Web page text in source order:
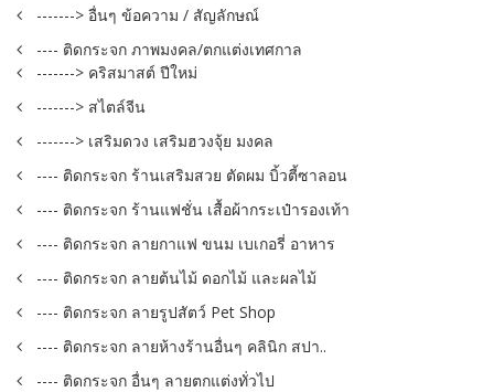
-------> อื่นๆ ข้อความ / สัญลักษณ์
---- ติดกระจก ภาพมงคล/ตกแต่งเทศกาล
-------> คริสมาสต์ ปีใหม่
-------> สไตล์จีน
-------> เสริมดวง เสริมฮวงจุ้ย มงคล
---- ติดกระจก ร้านเสริมสวย ตัดผม บิ้วตี้ซาลอน
---- ติดกระจก ร้านแฟชั่น เสื้อผ้ากระเป๋ารองเท้า
---- ติดกระจก ลายกาแฟ ขนม เบเกอรี่ อาหาร
---- ติดกระจก ลายต้นไม้ ดอกไม้ และผลไม้
---- ติดกระจก ลายรูปสัตว์ Pet Shop
---- ติดกระจก ลายห้างร้านอื่นๆ คลินิก สปา..
---- ติดกระจก อื่นๆ ลายตกแต่งทั่วไป